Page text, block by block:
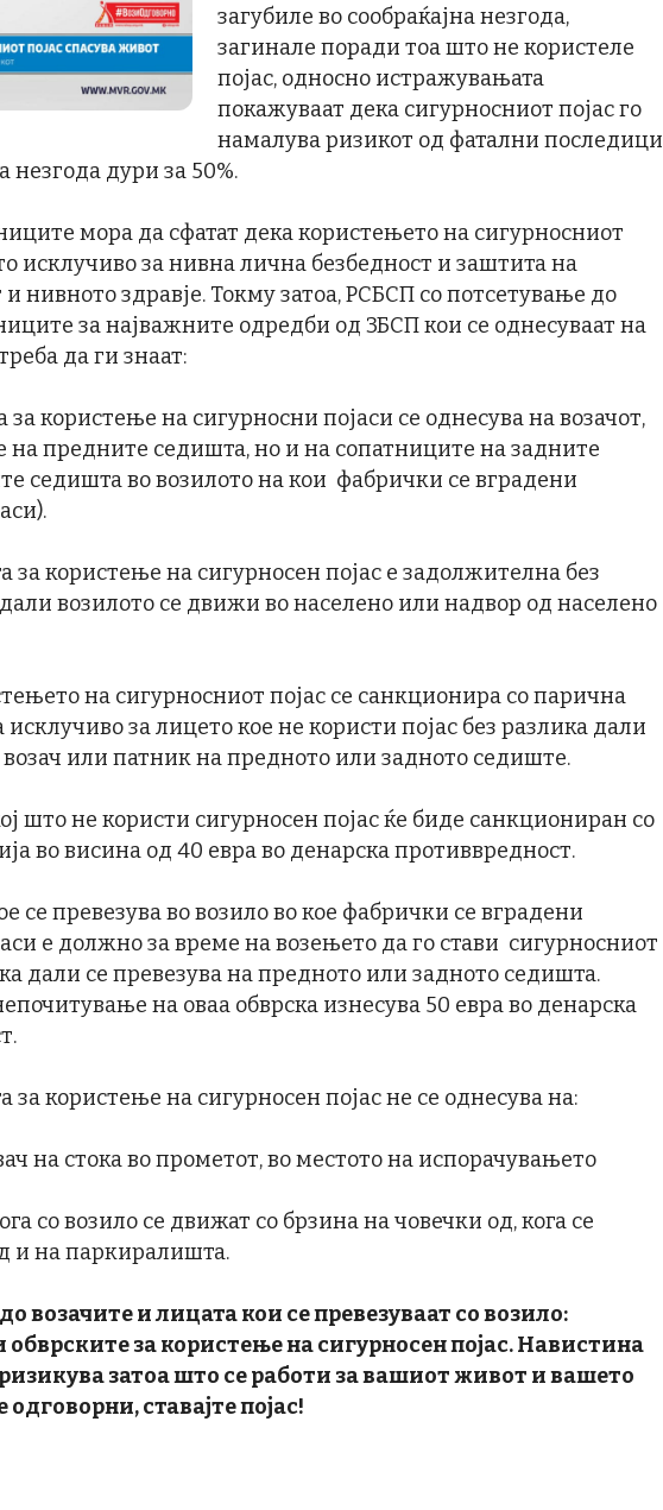
загубиле во сообраќајна незгода,
загинале поради тоа што не користеле
појас, односно истражувањата
покажуваат дека сигурносниот појас го
намалува ризикот од фатални последици
незгода дури за 50%.
мора да сфатат дека користењето на сигурносниот
исклучиво за нивна лична безбедност и заштита на
нивното здравје. Токму затоа, РСБСП со потсетување до
за најважните одредби од ЗБСП кои се однесуваат на
да ги знаат:
користење на сигурносни појаси се однесува на возачот,
на предните седишта, но и на сопатниците на задните
седишта во возилото на кои фабрички се вградени
користење на сигурносен појас е задолжителна без
возилото се движи во населено или надвор од населено
на сигурносниот појас се санкционира со парична
за лицето кое не користи појас без разлика дали
возач или патник на предното или задното седиште.
не користи сигурносен појас ќе биде санкциониран со
во висина од 40 евра во денарска противвредност.
превезува во возило во кое фабрички се вградени
е должно за време на возењето да го стави сигурносниот
дали се превезува на предното или задното седишта.
на оваа обврска изнесува 50 евра во денарска
користење на сигурносен појас не се однесува на:
стока во прометот, во местото на испорачувањето
возило се движат со брзина на човечки од, кога се
и на паркиралишта.
возачите и лицата кои се превезуваат со возило:
обврските за користење на сигурносен појас. Навистина
затоа што се работи за вашиот живот и вашето
одговорни, ставајте појас!